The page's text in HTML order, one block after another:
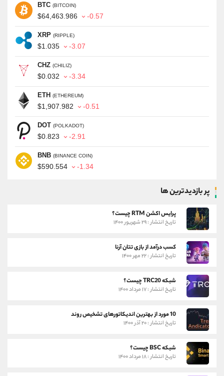
BTC (BITCOIN)
$64,463.986 -0.57
XRP (RIPPLE)
$1.035 -3.07
CHZ (CHILIZ)
$0.032 -3.34
ETH (ETHEREUM)
$1,907.982 -0.51
DOT (POLKADOT)
$0.823 -2.91
BNB (BINANCE COIN)
$590.554 -1.34
پر بازدیدترین ها
پرایس اکشن RTM چیست؟
تاریخ انتشار : ۲۹ شهریور ۱۴۰۰
کسب درآمد از بازی تتان آرنا
تاریخ انتشار : ۲۲ مهر ۱۴۰۰
شبکه TRC20 چیست؟
تاریخ انتشار : ۱۷ مرداد ۱۴۰۰
10 مورد از بهترین اندیکاتورهای تشخیص روند
تاریخ انتشار : ۲۰ آذر ۱۴۰۰
شبکه BSC چیست؟
تاریخ انتشار : ۱۸ مرداد ۱۴۰۰